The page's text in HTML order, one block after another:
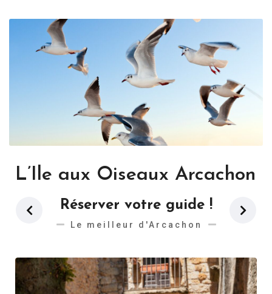
L’Ile aux Oiseaux Arcachon
Réserver votre guide !
Le meilleur d'Arcachon